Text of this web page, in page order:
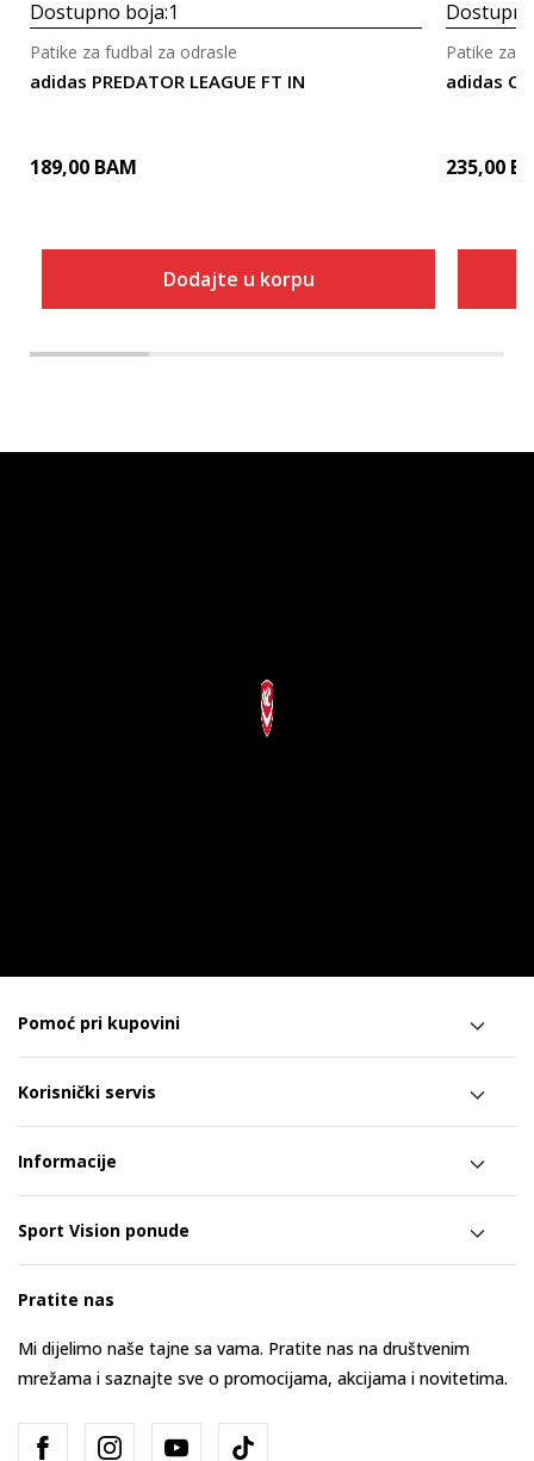
Dostupno boja:1
adidas PREDATOR LEAGUE FT IN
Patike za fudbal za odrasle
189,00 BAM
Dodajte u korpu
adidas
Patike za
235,00
Pomoć pri kupovini
Korisnički servis
Informacije
Sport Vision ponude
Pratite nas
Mi dijelimo naše tajne sa vama. Pratite nas na društvenim
mrežama i saznajte sve o promocijama, akcijama i novitetima.